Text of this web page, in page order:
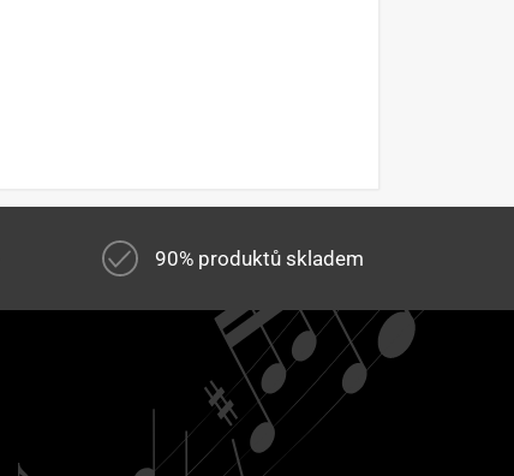
90% produktů skladem